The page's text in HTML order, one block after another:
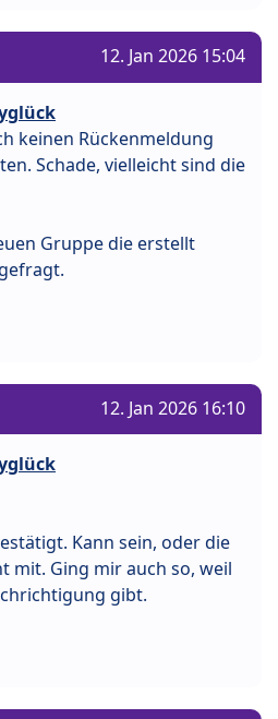
12. Jan 2026 15:04
keinen Rückenmeldung
Schade, vielleicht sind die
Gruppe die erstellt
12. Jan 2026 16:10
Kann sein, oder die
mit. Ging mir auch so, weil
gibt.